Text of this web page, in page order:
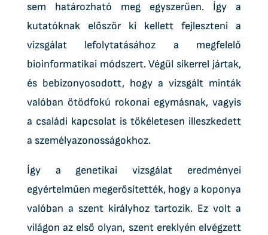
sem határozható meg egyszerűen. Így a
kutatóknak először ki kellett fejleszteni a
vizsgálat lefolytatásához a megfelelő
bioinformatikai módszert. Végül sikerrel jártak,
és bebizonyosodott, hogy a vizsgált minták
valóban ötödfokú rokonai egymásnak, vagyis
a családi kapcsolat is tökéletesen illeszkedett
a személyazonosságokhoz.
Így a genetikai vizsgálat eredményei
egyértelműen megerősítették, hogy a koponya
valóban a szent királyhoz tartozik. Ez volt a
világon az első olyan, szent ereklyén elvégzett